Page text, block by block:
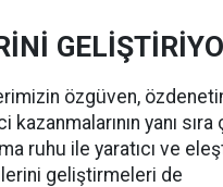
özgüven,
yanı sıra
ruhu ile yaratıcı ve
geliştirmeleri de